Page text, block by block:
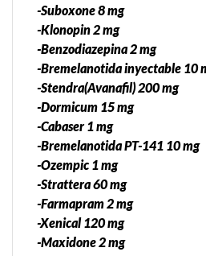
-Suboxone 8 mg
-Klonopin 2 mg
-Benzodiazepina 2 mg
-Bremelanotida inyectable 10
-Stendra(Avanafil) 200 mg
-Dormicum 15 mg
-Cabaser 1 mg
-Bremelanotida PT-141 10 mg
-Ozempic 1 mg
-Strattera 60 mg
-Farmapram 2 mg
-Xenical 120 mg
-Maxidone 2 mg